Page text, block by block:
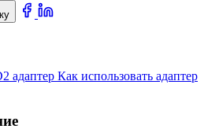
адаптер Как использовать адаптер